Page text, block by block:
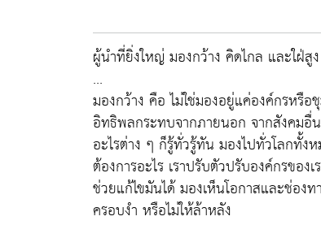
ผู้นำที่ยิ่งใหญ่ มองกว้าง คิดไกล และใฝ่สูง
...
มองกว้าง คือ ไม่ใช่มองอยู่แค่องค์กรหรื
อิทธิพลกระทบจากภายนอก จากสังคม
อะไรต่าง ๆ ก็รู้ทั่วรู้ทัน มองไปทั่วโลกทั้ง
ต้องการอะไร เราปรับตัวปรับองค์กรขอ
ช่วยแก้ไขมันได้ มองเห็นโอกาสและช่อง
ครอบงำ หรือไม่ให้ล้าหลัง